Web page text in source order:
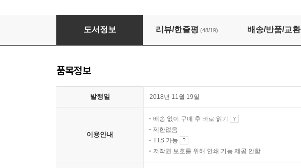
아이의 마음을 읽는 연습 관계 편
도서정보 리뷰/한줄평 (48/19) 배송/반품/교환
품목정보
발행일 2018년 11월 19일
이용안내
배송 없이 구매 후 바로 읽기
제한없음
TTS 가능
저작권 보호를 위해 인쇄 기능 제공 안함